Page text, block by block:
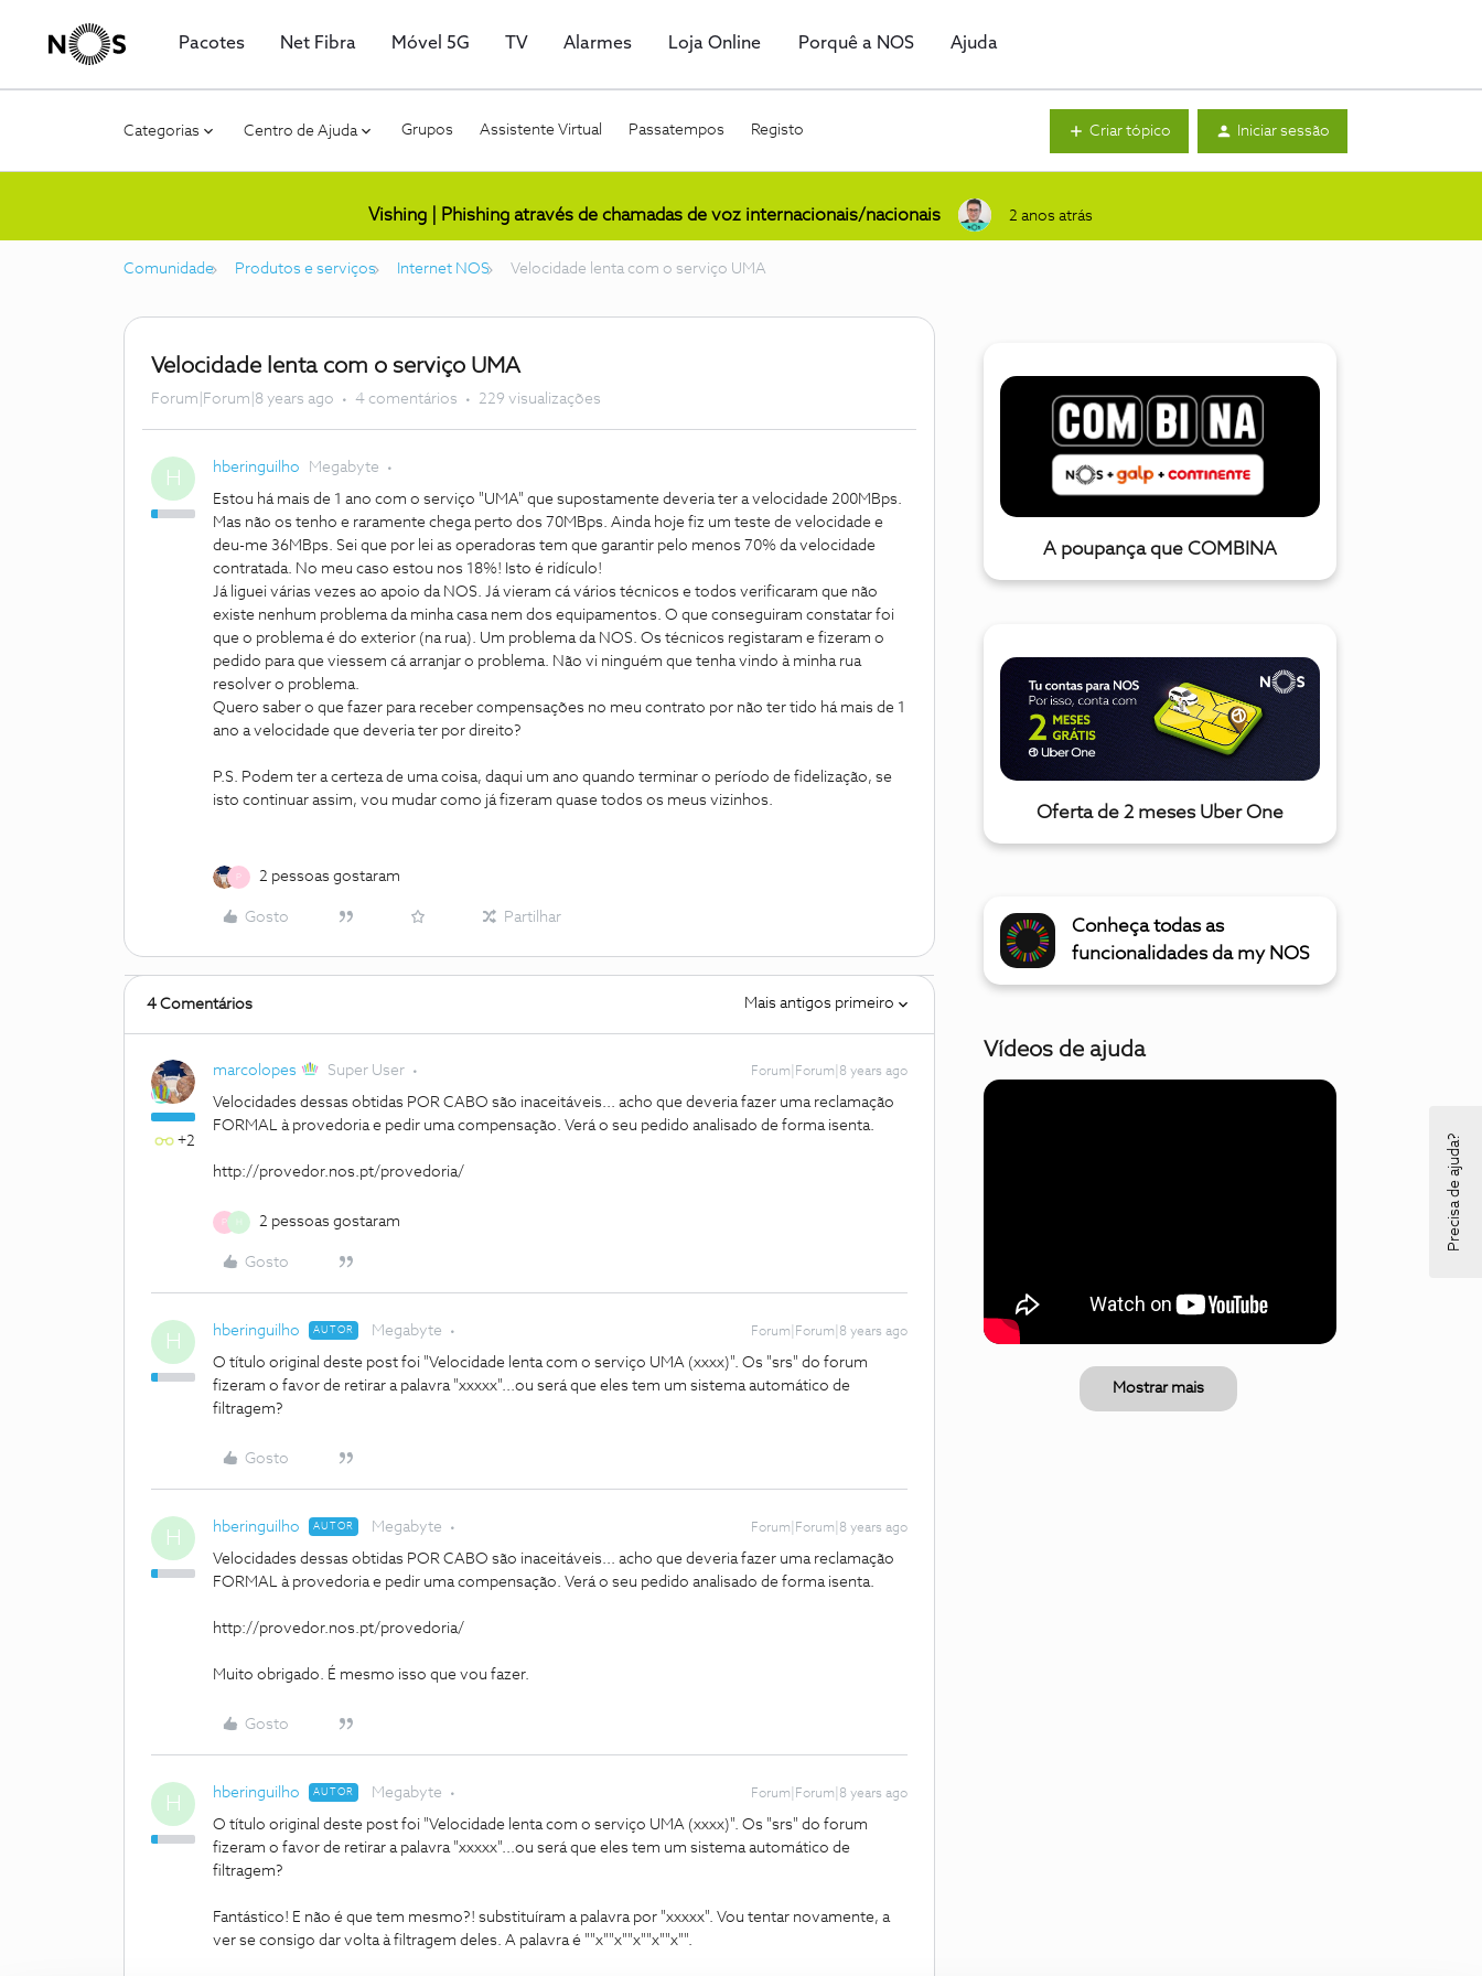
Pacotes Net Fibra Móvel 5G TV Alarmes Loja Online Porquê a NOS Ajuda
Categorias Centro de Ajuda Grupos Assistente Virtual Passatempos Registo Criar tópico Iniciar sessão
Vishing | Phishing através de chamadas de voz internacionais/nacionais 2 anos atrás
Comunidade Produtos e serviços Internet NOS Velocidade lenta com o serviço UMA
Velocidade lenta com o serviço UMA
Forum|Forum|8 years ago 4 comentários 229 visualizações
H hberinguilho Megabyte
Estou há mais de 1 ano com o serviço "UMA" que supostamente deveria ter a velocidade 200MBps.
Mas não os tenho e raramente chega perto dos 70MBps. Ainda hoje fiz um teste de velocidade e
deu-me 36MBps. Sei que por lei as operadoras tem que garantir pelo menos 70% da velocidade
contratada. No meu caso estou nos 18%! Isto é ridículo!
Já liguei várias vezes ao apoio da NOS. Já vieram cá vários técnicos e todos verificaram que não
existe nenhum problema da minha casa nem dos equipamentos. O que conseguiram constatar foi
que o problema é do exterior (na rua). Um problema da NOS. Os técnicos registaram e fizeram o
pedido para que viessem cá arranjar o problema. Não vi ninguém que tenha vindo à minha rua
resolver o problema.
Quero saber o que fazer para receber compensações no meu contrato por não ter tido há mais de 1
ano a velocidade que deveria ter por direito?
P.S. Podem ter a certeza de uma coisa, daqui um ano quando terminar o período de fidelização, se
isto continuar assim, vou mudar como já fizeram quase todos os meus vizinhos.
2 pessoas gostaram
Gosto Partilhar
4 Comentários Mais antigos primeiro
+2
marcolopes Super User Forum|Forum|8 years ago
Velocidades dessas obtidas POR CABO são inaceitáveis... acho que deveria fazer uma reclamação
FORMAL à provedoria e pedir uma compensação. Verá o seu pedido analisado de forma isenta.
http://provedor.nos.pt/provedoria/
2 pessoas gostaram
Gosto
H hberinguilho AUTOR Megabyte Forum|Forum|8 years ago
O título original deste post foi "Velocidade lenta com o serviço UMA (xxxx)". Os "srs" do forum
fizeram o favor de retirar a palavra "xxxxx"...ou será que eles tem um sistema automático de
filtragem?
Gosto
H hberinguilho AUTOR Megabyte Forum|Forum|8 years ago
Velocidades dessas obtidas POR CABO são inaceitáveis... acho que deveria fazer uma reclamação
FORMAL à provedoria e pedir uma compensação. Verá o seu pedido analisado de forma isenta.
http://provedor.nos.pt/provedoria/
Muito obrigado. É mesmo isso que vou fazer.
Gosto
H hberinguilho AUTOR Megabyte Forum|Forum|8 years ago
O título original deste post foi "Velocidade lenta com o serviço UMA (xxxx)". Os "srs" do forum
fizeram o favor de retirar a palavra "xxxxx"...ou será que eles tem um sistema automático de
filtragem?
Fantástico! E não é que tem mesmo?! substituíram a palavra por "xxxxx". Vou tentar novamente, a
ver se consigo dar volta à filtragem deles. A palavra é ""x""x""x""x""x"".
A poupança que COMBINA
Oferta de 2 meses Uber One
Conheça todas as
funcionalidades da my NOS
Vídeos de ajuda
Mostrar mais
Precisa de ajuda?